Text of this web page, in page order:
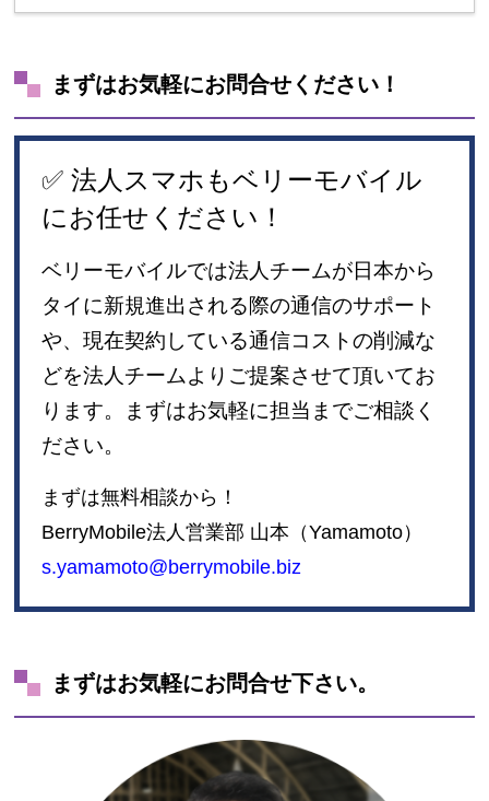
まずはお気軽にお問合せください！
✅ 法人スマホもベリーモバイル
にお任せください！
ベリーモバイルでは法人チームが日本から
タイに新規進出される際の通信のサポート
や、現在契約している通信コストの削減な
どを法人チームよりご提案させて頂いてお
ります。まずはお気軽に担当までご相談く
ださい。
まずは無料相談から！
BerryMobile法人営業部 山本（Yamamoto）
s.yamamoto@berrymobile.biz
まずはお気軽にお問合せ下さい。